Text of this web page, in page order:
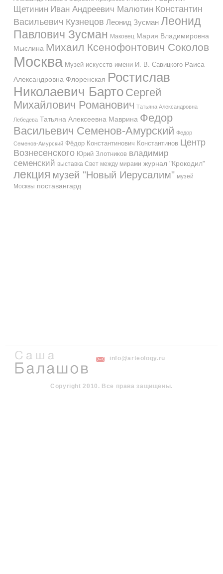
Щетинин Иван Андреевич Малютин Константин
Васильевич Кузнецов Леонид Зусман Леонид
Павлович Зусман
Маковец Мария Владимировна
Мыслина Михаил Ксенофонтович Соколов
Москва Музей искусств имени И. В. Савицкого Раиса
Александровна Флоренская Ростислав
Николаевич Барто Сергей
Михайлович Романович Татьяна Александровна
Лебедева Татьяна Алексеевна Маврина Федор
Васильевич Семенов-Амурский Федор
Семенов-Амурский Фёдор Константинович Константинов Центр
Вознесенского Юрий Злотников владимир
семенский выставка Свет между мирами журнал "Крокодил"
лекция музей "Новый Иерусалим" музей
Москвы поставангард
info@arteology.ru
Copyright 2010. Все права защищены.